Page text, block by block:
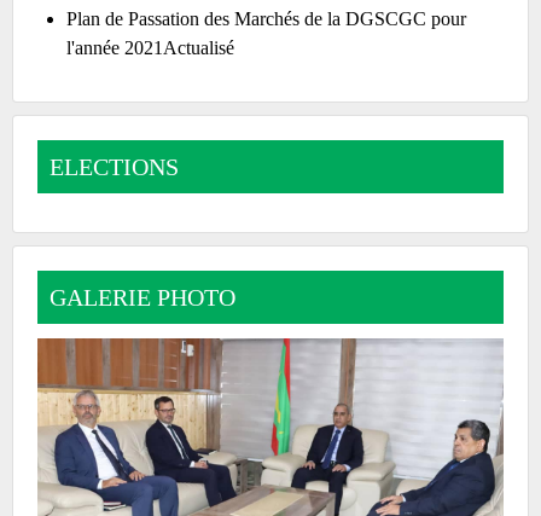
Plan de Passation des Marchés de la DGSCGC pour
l'année 2021Actualisé
ELECTIONS
GALERIE PHOTO